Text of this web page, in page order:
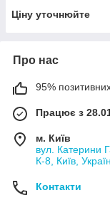
Ціну уточнюйте
Про нас
95% позитивних
Працює з
м. Київ
вул. Катерини
К-8, Київ,
Контакти